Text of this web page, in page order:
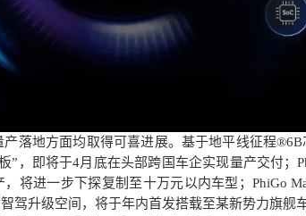
落地方面均取得可喜进展。基于地平线征程
”，即将于4月底在头部跨国车企实现量产交付；
将进一步下探复制至十万元以内车型；PhiGo
驾升级空间，将于年内首发搭载至某新势力旗舰车